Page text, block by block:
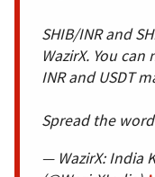
SHIB/INR and
WazirX. You
INR and USDT
Spread the
— WazirX: India